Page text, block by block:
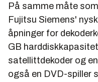
På samme måte
Fujitsu Siemens'
åpninger for
GB
satellittdekoder og
også en DVD-spiller